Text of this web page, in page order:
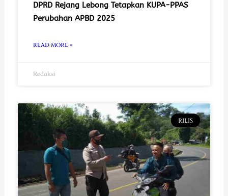
DPRD Rejang Lebong Tetapkan KUPA-PPAS
Perubahan APBD 2025
READ MORE »
Redaksi
RILIS